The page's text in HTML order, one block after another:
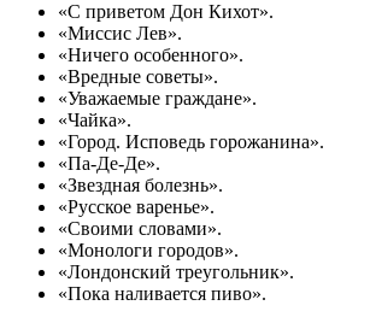
«С приветом Дон Кихот».
«Миссис Лев».
«Ничего особенного».
«Вредные советы».
«Уважаемые граждане».
«Чайка».
«Город. Исповедь горожанина».
«Па-Де-Де».
«Звездная болезнь».
«Русское варенье».
«Своими словами».
«Монологи городов».
«Лондонский треугольник».
«Пока наливается пиво».